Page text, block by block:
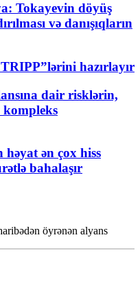
Tokayevin döyüş
və danışıqların
hazırlayır
dair risklərin,
kompleks
ən çox hiss
bahalaşır
öyrənən alyans